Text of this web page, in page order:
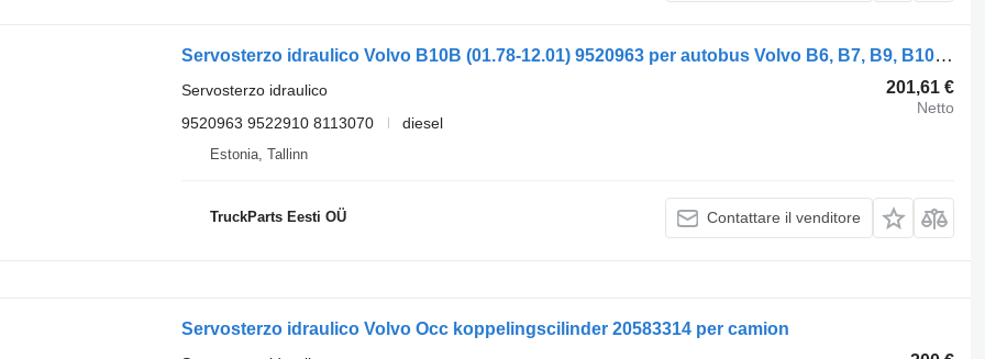
Servosterzo idraulico Volvo B10B (01.78-12.01) 9520963 per autobus Volvo B6, B7, B9, B10, B12 bus (1978-2011)
201,61 €
Netto
Servosterzo idraulico
9520963 9522910 8113070
diesel
Estonia, Tallinn
TruckParts Eesti OÜ Contattare il venditore
Servosterzo idraulico Volvo Occ koppelingscilinder 20583314 per camion